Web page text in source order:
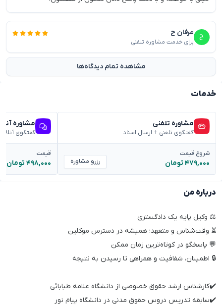
عرفان ح
برای خدمت مشاوره تلفنی
مشاهده تمام دیدگاه‌ها
درباره من
⚖️ وکیل پایه یک دادگستری
⏳ وقت‌شناس و متعهد؛ همیشه در دسترس موکلین
💬 پاسخگو در کوتاه‌ترین زمان ممکن
🔒 اطمینان، شفافیت و همراهی تا رسیدن به نتیجه
✔️کارشناس ارشد حقوق خصوصی از دانشگاه علامه طبابائی
✔️سابقه تدریس دروس حقوق مدنی در دانشگاه پیام نور
خدمات
مشاوره تلفنی
گفتگوی تلفنی + ارسال اسناد
شروع قیمت
۴۷۹,۰۰۰ تومان رزرو مشاوره
مشاوره
گفتگوی
قیمت
۴۹۸,۰۰۰ تومان